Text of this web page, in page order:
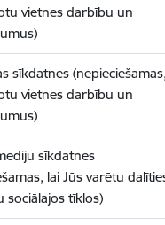
vietnes darbību un
sīkdatnes (nepieciešamas,
vietnes darbību un
sīkdatnes
lai Jūs varētu
sociālajos tīklos)